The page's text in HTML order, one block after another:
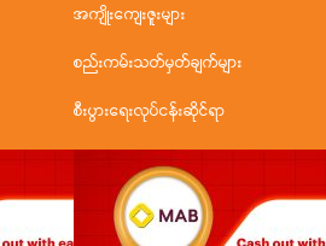
အကျိုးကျေးဇူးများ
စည်းကမ်းသတ်မှတ်ချက်များ
စီးပွားရေးလုပ်ငန်းဆိုင်ရာ